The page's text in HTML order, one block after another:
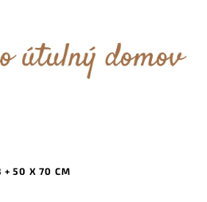
+ 50 X 70 CM